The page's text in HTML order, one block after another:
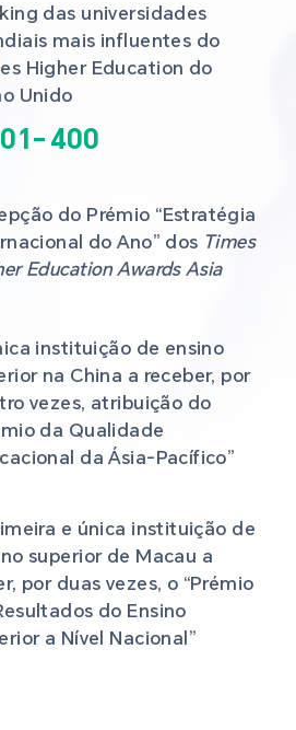
das universidades
mais influentes do
Higher Education do
Unido
- 400
do Prémio “Estratégia
do Ano” dos Times
Education Awards Asia
instituição de ensino
na China a receber, por
vezes, atribuição do
da Qualidade
da Ásia-Pacífico”
e única instituição de
superior de Macau a
por duas vezes, o “Prémio
do Ensino
a Nível Nacional”